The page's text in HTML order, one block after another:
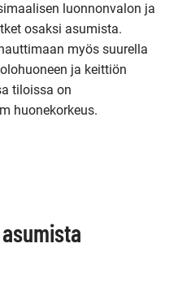
luonnonvalon ja
osaksi asumista.
myös suurella
ja keittiön
tiloissa on
huonekorkeus.